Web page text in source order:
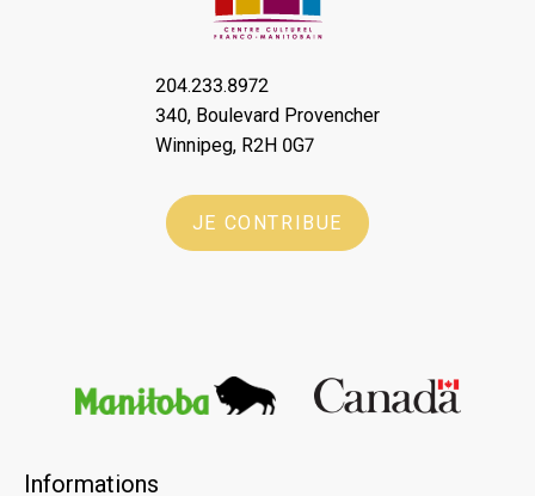
204.233.8972
340, Boulevard Provencher
Winnipeg, R2H 0G7
JE CONTRIBUE
Informations